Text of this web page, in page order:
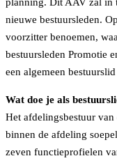
Utrecht
nieuwe bestuursleden.
voorzitter benoemen,
bestuursleden Promotie
een algemeen
Wat doe je als
Het afdelingsbestuur
binnen de afdeling
zeven functieprofielen